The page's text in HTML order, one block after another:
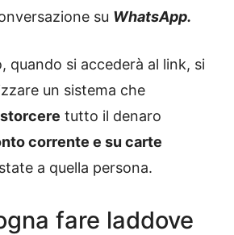
su WhatsApp.
quando si accederà al link, si
un sistema che
tutto il denaro
corrente e su carte
a quella persona.
fare laddove